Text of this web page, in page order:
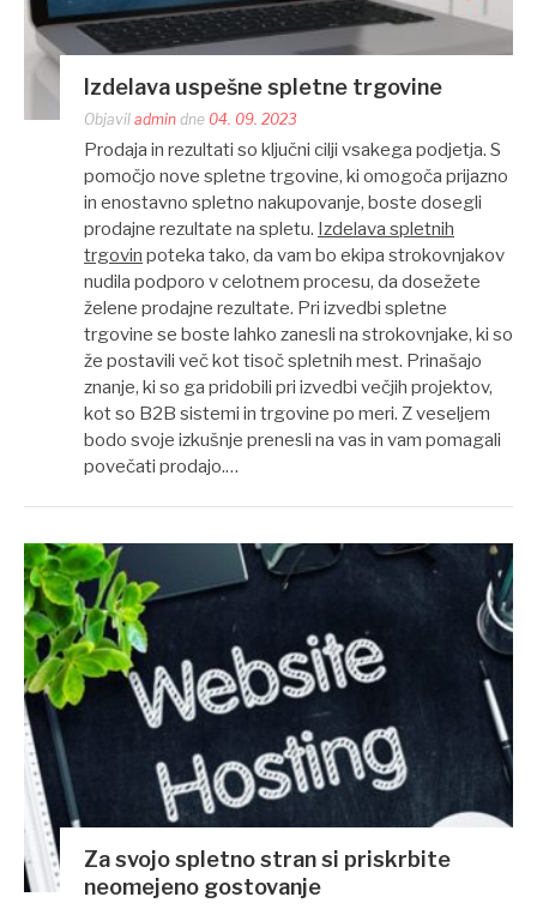
Izdelava uspešne spletne trgovine
Objavil admin dne 04. 09. 2023
Prodaja in rezultati so ključni cilji vsakega podjetja. S
pomočjo nove spletne trgovine, ki omogoča prijazno
in enostavno spletno nakupovanje, boste dosegli
prodajne rezultate na spletu. Izdelava spletnih
trgovin poteka tako, da vam bo ekipa strokovnjakov
nudila podporo v celotnem procesu, da dosežete
želene prodajne rezultate. Pri izvedbi spletne
trgovine se boste lahko zanesli na strokovnjake, ki so
že postavili več kot tisoč spletnih mest. Prinašajo
znanje, ki so ga pridobili pri izvedbi večjih projektov,
kot so B2B sistemi in trgovine po meri. Z veseljem
bodo svoje izkušnje prenesli na vas in vam pomagali
povečati prodajo.…
Za svojo spletno stran si priskrbite
neomejeno gostovanje